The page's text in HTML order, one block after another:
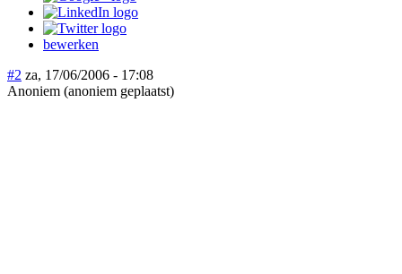
bewerken
#2 za, 17/06/2006 - 17:08
Anoniem (anoniem geplaatst)